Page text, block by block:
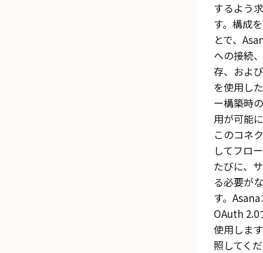
するよう
す。構成
とで、
への接続
存、およ
を使用し
ー構築時
用が可能
このコネ
してフロ
たびに、
る必要が
す。 Asana
OAuth 2.0
使用しま
照してく